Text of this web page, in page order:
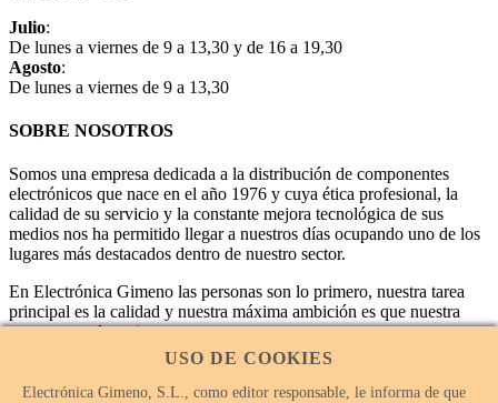
Julio:
De lunes a viernes de 9 a 13,30 y de 16 a 19,30
Agosto:
De lunes a viernes de 9 a 13,30
SOBRE NOSOTROS
Somos una empresa dedicada a la distribución de componentes
electrónicos que nace en el año 1976 y cuya ética profesional, la
calidad de su servicio y la constante mejora tecnológica de sus
medios nos ha permitido llegar a nuestros días ocupando uno de los
lugares más destacados dentro de nuestro sector.
En Electrónica Gimeno las personas son lo primero, nuestra tarea
principal es la calidad y nuestra máxima ambición es que nuestra
empresa sea la mejor.
USO DE COOKIES
Electrónica Gimeno, S.L., como editor responsable, le informa de que